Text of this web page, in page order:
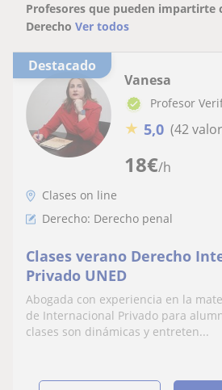
Profesores que pueden impartirte
Derecho Ver todos
Destacado
18€/h
Vanesa
Profesor
★ 5,0 (42
Clases on line
Derecho: Derecho penal
Clases verano Derecho
Privado UNED
Abogada con experiencia en la
de Internacional Privado para
clases son dinámicas y entreten...